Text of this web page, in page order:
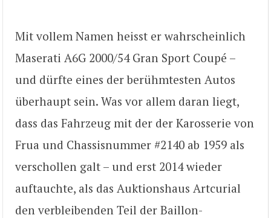
Mit vollem Namen heisst er wahrscheinlich
Maserati A6G 2000/54 Gran Sport Coupé –
und dürfte eines der berühmtesten Autos
überhaupt sein. Was vor allem daran liegt,
dass das Fahrzeug mit der der Karosserie von
Frua und Chassisnummer #2140 ab 1959 als
verschollen galt – und erst 2014 wieder
auftauchte, als das Auktionshaus Artcurial
den verbleibenden Teil der Baillon-